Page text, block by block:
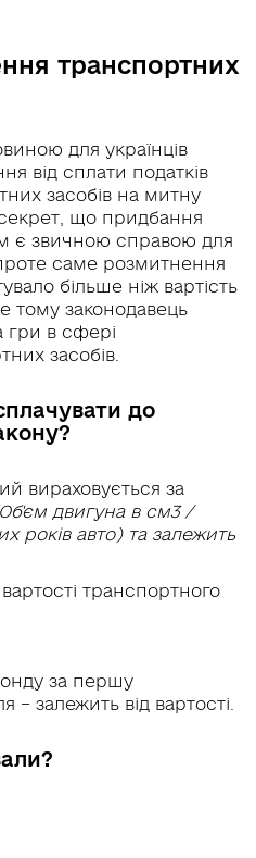
транспортних
для українців
від сплати податків
засобів на митну
що придбання
є звичною справою для
саме розмитнення
більше ніж вартість
тому законодавець
гри в сфері
засобів.
до
вираховується за
двигуна в см3 /
років авто) та залежить
транспортного
за першу
– залежить від вартості.